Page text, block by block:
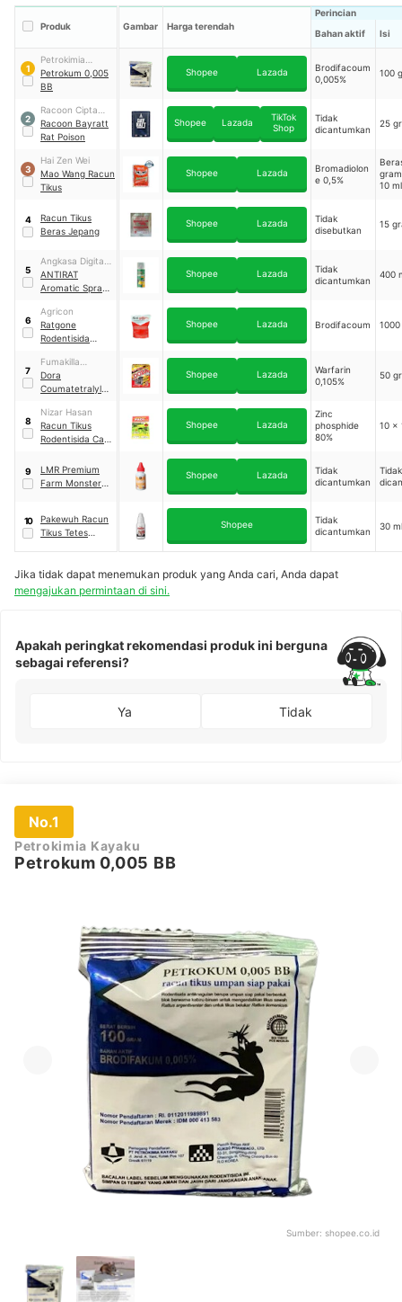
Produk Gambar Harga terendah
Perincian
Bahan aktif
Isi
1
Petrokimia
Kayaku
Petrokum 0,005
BB
Shopee Lazada
Brodifacoum
0,005%
100
2
Racoon Cipta
Selaras
Racoon Bayratt
Rat Poison
Shopee Lazada
TikTok
Shop
Tidak
dicantumkan
25
3
Hai Zen Wei
Mao Wang Racun
Tikus
Shopee Lazada
Bromadiolon
e 0,5%
10 ml
4
Racun Tikus
Beras Jepang
Shopee Lazada
Tidak
disebutkan
15
5
Angkasa Digital
Niaga
ANTIRAT
Aromatic Spray
Shopee Lazada
Tidak
dicantumkan
400
6
Agricon
Ratgone
Rodentisida
0,005 BB
Shopee Lazada Brodifacoum
7
Fumakilla
Indonesia
Dora
Coumatetralyl
Shopee Lazada
Warfarin
0,105%
50
8
Nizar Hasan
Racun Tikus
Rodentisida Cap
Shopee Lazada
Zinc
phosphide
80%
10 x
9
LMR Premium
Farm Monster
Shopee Lazada
Tidak
dicantumkan
Tidak
10
Pakewuh Racun
Tikus Tetes
Shopee
Tidak
dicantumkan
30 ml
Jika tidak dapat menemukan produk yang Anda cari, Anda dapat
mengajukan permintaan di sini.
Apakah peringkat rekomendasi produk ini berguna
sebagai referensi?
Ya Tidak
No.1
Petrokimia Kayaku
Petrokum 0,005 BB
Sumber: shopee.co.id